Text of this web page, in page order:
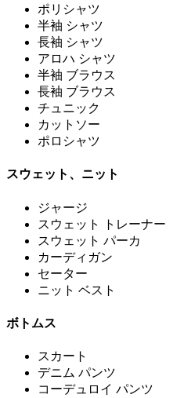
ポリシャツ
半袖 シャツ
長袖 シャツ
アロハ シャツ
半袖 ブラウス
長袖 ブラウス
チュニック
カットソー
ポロシャツ
スウェット、ニット
ジャージ
スウェット トレーナー
スウェット パーカ
カーディガン
セーター
ニット ベスト
ボトムス
スカート
デニム パンツ
コーデュロイ パンツ